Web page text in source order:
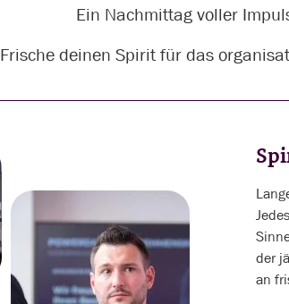
Ein Nachmittag voller
Frische deinen Spirit für das
der
an